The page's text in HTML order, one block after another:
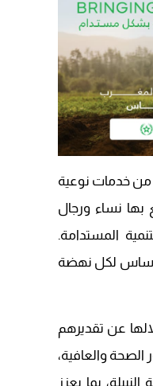
من خدمات نوعية
بها نساء ورجال
المستدامة.
لكل نهضة
عن تقديرهم
والعافية،
بما يعزز